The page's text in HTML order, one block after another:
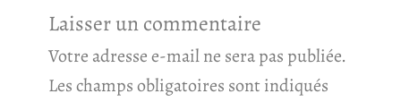
Laisser un commentaire
Votre adresse e-mail ne sera pas publiée.
Les champs obligatoires sont indiqués